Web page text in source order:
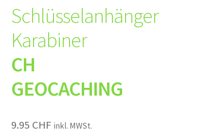
Schlüsselanhänger
Karabiner
CH
GEOCACHING
9.95 CHF inkl. MWSt.